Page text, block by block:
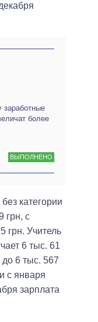
заработные
более
ВЫПОЛНЕНО
категории
грн, с
грн. Учитель
6 тыс. 61
до 6 тыс. 567
с января
зарплата